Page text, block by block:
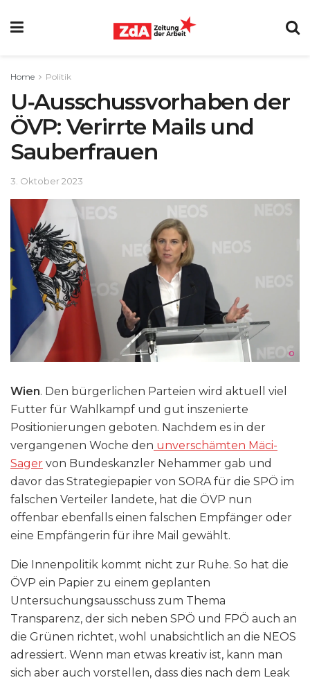
Home Politik
U‑Ausschussvorhaben der
ÖVP: Verirrte Mails und
Sauberfrauen
3. Oktober 2023
Wien. Den bürgerlichen Parteien wird aktuell viel
Futter für Wahlkampf und gut inszenierte
Positionierungen geboten. Nachdem es in der
vergangenen Woche den unverschämten Mäci-
Sager von Bundeskanzler Nehammer gab und
davor das Strategiepapier von SORA für die SPÖ im
falschen Verteiler landete, hat die ÖVP nun
offenbar ebenfalls einen falschen Empfänger oder
eine Empfängerin für ihre Mail gewählt.
Die Innenpolitik kommt nicht zur Ruhe. So hat die
ÖVP ein Papier zu einem geplanten
Untersuchungsausschuss zum Thema
Transparenz, der sich neben SPÖ und FPÖ auch an
die Grünen richtet, wohl unabsichtlich an die NEOS
adressiert. Wenn man etwas kreativ ist, kann man
sich aber auch vorstellen, dass dies nach dem Leak